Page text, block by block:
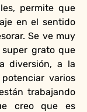
permite que
en el sentido
Se ve muy
grato que
diversión, a la
varios
trabajando
creo que es